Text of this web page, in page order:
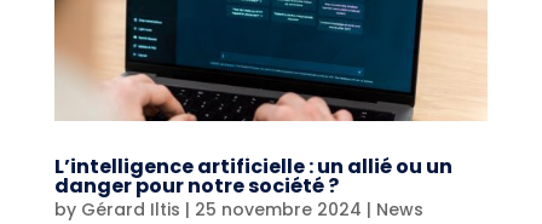
L’intelligence artificielle : un allié ou un
danger pour notre société ?
by Gérard Iltis | 25 novembre 2024 | News